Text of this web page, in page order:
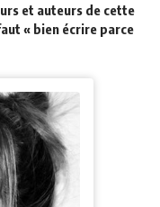
et auteurs de cette
« bien écrire parce